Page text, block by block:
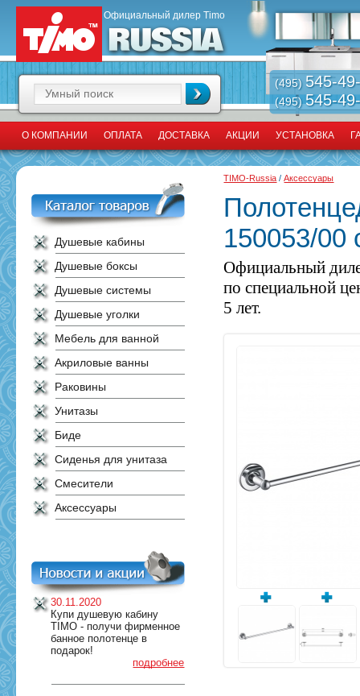
Официальный дилер Timo
(495) 545-
(495)545-
О КОМПАНИИ ОПЛАТА ДОСТАВКА АКЦИИ УСТАНОВКА
Душевые кабины
Душевые боксы
Душевые системы
Душевые уголки
Мебель для ванной
Акриловые ванны
Раковины
Унитазы
Биде
Сиденья для унитаза
Смесители
Аксессуары
30.11.2020
Купи душевую кабину
TIMO - получи фирменное
банное полотенце в
подарок!
подробнее
TIMO-Russia /Аксессуары
150053/00
Официальный
по специальной
5 лет.